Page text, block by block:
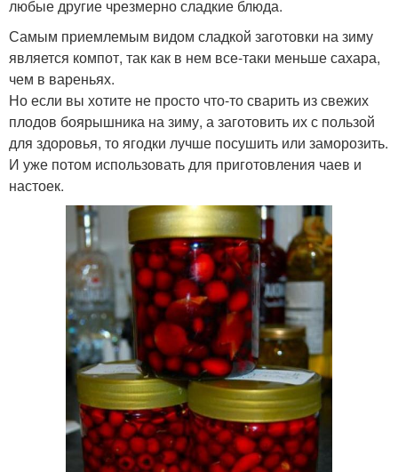
любые другие чрезмерно сладкие блюда.
Самым приемлемым видом сладкой заготовки на зиму
является компот, так как в нем все-таки меньше сахара,
чем в вареньях.
Но если вы хотите не просто что-то сварить из свежих
плодов боярышника на зиму, а заготовить их с пользой
для здоровья, то ягодки лучше посушить или заморозить.
И уже потом использовать для приготовления чаев и
настоек.